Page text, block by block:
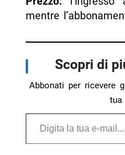
mentre
Scopri di
Abbonati per ricevere
tua
Digita la tua e-mail...